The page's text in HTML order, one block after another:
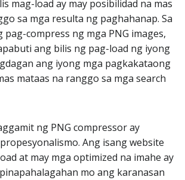
mag-load ay may posibilidad na mas
sa mga resulta ng paghahanap. Sa
pag-compress ng mga PNG images,
ang bilis ng pag-load ng iyong
ang iyong mga pagkakataong
mataas na ranggo sa mga search
ng PNG compressor ay
Ang isang website
at may mga optimized na imahe ay
mo ang karanasan